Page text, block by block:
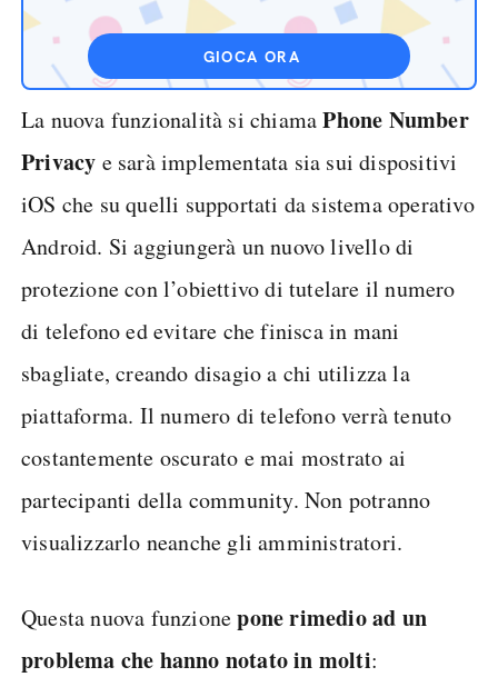
GIOCA ORA
La nuova funzionalità si chiamaPhone Number
Privacy e sarà implementata sia sui dispositivi
iOS che su quelli supportati da sistema operativo
Android. Si aggiungerà un nuovo livello di
protezione con l’obiettivo di tutelare il numero
di telefono ed evitare che finisca in mani
sbagliate, creando disagio a chi utilizza la
piattaforma. Il numero di telefono verrà tenuto
costantemente oscurato e mai mostrato ai
partecipanti della community. Non potranno
visualizzarlo neanche gli amministratori.
Questa nuova funzionepone rimedio ad un
problema che hanno notato in molti: